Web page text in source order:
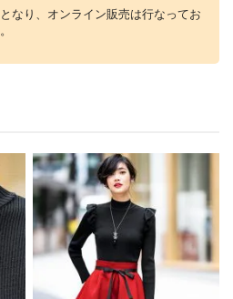
なり、オンライン販売は行なってお